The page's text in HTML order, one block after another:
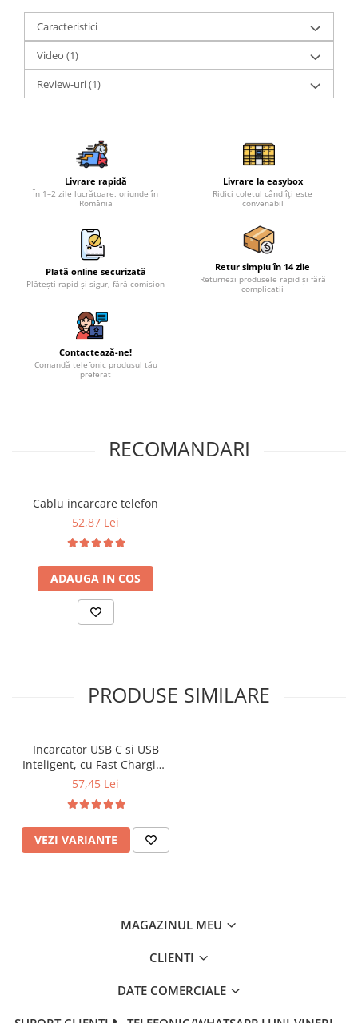
Caracteristici
Video (1)
Review-uri(1)
Livrare rapidă
În 1–2 zile lucrătoare, oriunde în
România
Livrare la easybox
Ridici coletul când îți este
convenabil
Plată online securizată
Plătești rapid și sigur, fără comision
Retur simplu în 14 zile
Returnezi produsele rapid și fără
complicații
Contactează-ne!
Comandă telefonic produsul tău
preferat
RECOMANDARI
Cablu incarcare telefon
52,87 Lei
ADAUGA IN COS
PRODUSE SIMILARE
Incarcator USB C si USB
Inteligent, cu Fast Charging
si Power Delivery
57,45 Lei
VEZI VARIANTE
MAGAZINUL MEU
CLIENTI
DATE COMERCIALE